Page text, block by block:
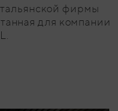
фирмы
для компании